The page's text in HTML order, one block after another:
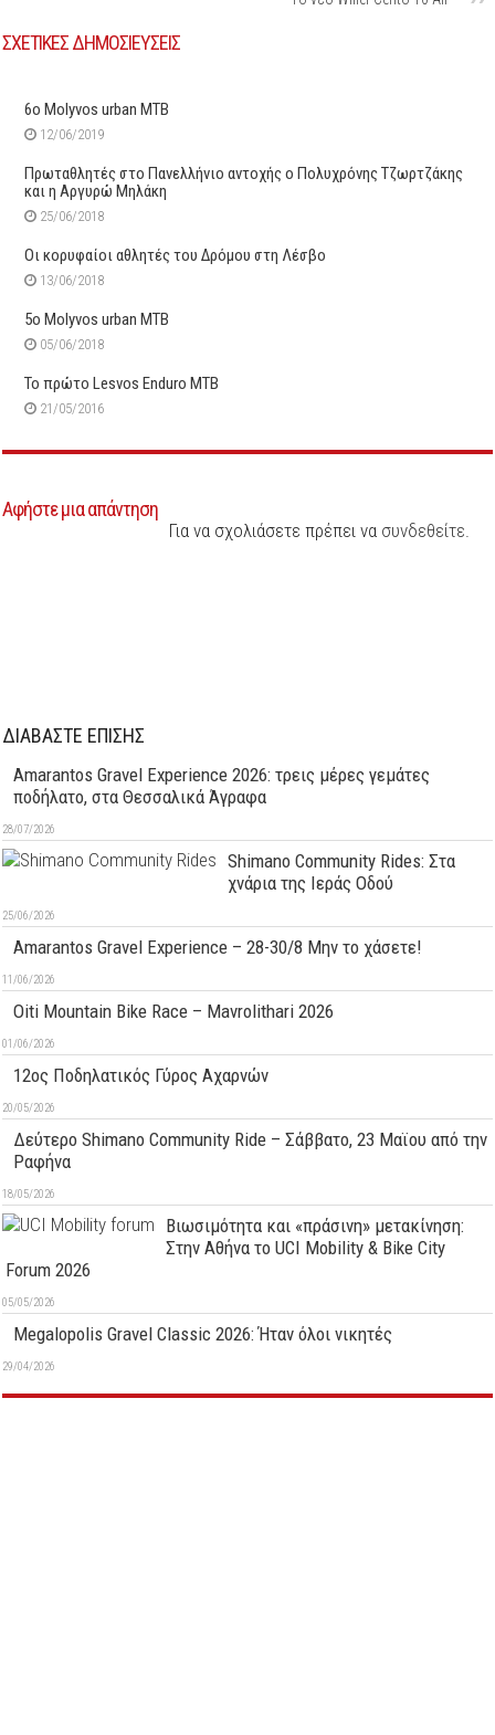
ΣΧΕΤΙΚΕΣ ΔΗΜΟΣΙΕΥΣΕΙΣ
6ο Μolyvos urban MTB
12/06/2019
Πρωταθλητές στο Πανελλήνιο αντοχής ο Πολυχρόνης Τζωρτζάκης
και η Αργυρώ Μηλάκη
25/06/2018
Οι κορυφαίοι αθλητές του Δρόμου στη Λέσβο
13/06/2018
5o Molyvos urban MTB
05/06/2018
Το πρώτο Lesvos Enduro MTB
21/05/2016
Αφήστε μια απάντηση
Για να σχολιάσετε πρέπει να συνδεθείτε.
ΔΙΑΒΑΣΤΕ ΕΠΙΣΗΣ
Amarantos Gravel Experience 2026: τρεις μέρες γεμάτες
ποδήλατο, στα Θεσσαλικά Άγραφα
28/07/2026
Shimano Community Rides: Στα
χνάρια της Ιεράς Οδού
25/06/2026
Amarantos Gravel Experience – 28-30/8 Μην το χάσετε!
11/06/2026
Oiti Mountain Bike Race – Mavrolithari 2026
01/06/2026
12ος Ποδηλατικός Γύρος Αχαρνών
20/05/2026
Δεύτερo Shimano Community Ride – Σάββατο, 23 Μαϊου από την
Ραφήνα
18/05/2026
Βιωσιμότητα και «πράσινη» μετακίνηση:
Στην Αθήνα το UCI Mobility & Bike City
Forum 2026
05/05/2026
Megalopolis Gravel Classic 2026: Ήταν όλοι νικητές
29/04/2026